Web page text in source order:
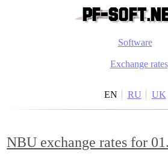
Software
Exchange rates
EN RU UK
NBU exchange rates for